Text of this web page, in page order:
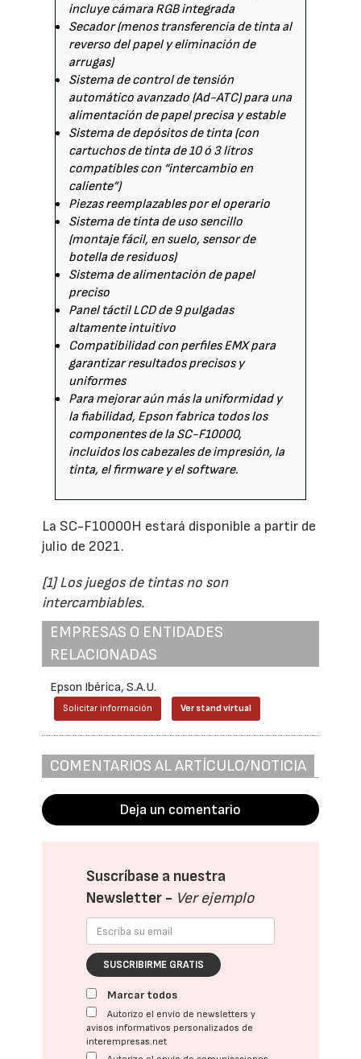
incluye cámara RGB integrada
Secador (menos transferencia de tinta al
reverso del papel y eliminación de
arrugas)
Sistema de control de tensión
automático avanzado (Ad-ATC) para una
alimentación de papel precisa y estable
Sistema de depósitos de tinta (con
cartuchos de tinta de 10 ó 3 litros
compatibles con “intercambio en
caliente”)
Piezas reemplazables por el operario
Sistema de tinta de uso sencillo
(montaje fácil, en suelo, sensor de
botella de residuos)
Sistema de alimentación de papel
preciso
Panel táctil LCD de 9 pulgadas
altamente intuitivo
Compatibilidad con perfiles EMX para
garantizar resultados precisos y
uniformes
Para mejorar aún más la uniformidad y
la fiabilidad, Epson fabrica todos los
componentes de la SC-F10000,
incluidos los cabezales de impresión, la
tinta, el firmware y el software.
La SC-F10000H estará disponible a partir de
julio de 2021.
[1] Los juegos de tintas no son
intercambiables.
EMPRESAS O ENTIDADES
RELACIONADAS
Epson Ibérica, S.A.U.
Solicitar información Ver stand virtual
COMENTARIOS AL ARTÍCULO/NOTICIA
Deja un comentario
Suscríbase a nuestra
Newsletter - Ver ejemplo
SUSCRIBIRME GRATIS
Marcar todos
Autorizo el envío de newsletters y
avisos informativos personalizados de
interempresas.net